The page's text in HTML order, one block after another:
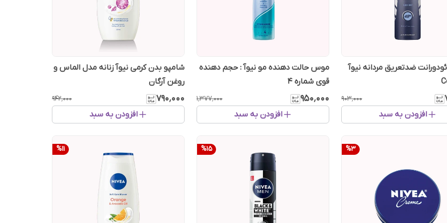
ضدتعریق مردانه نیوآ
۹۰۳٬۰۰۰
افزودن به سبد
موس حالت دهنده مو نیوآ : حجم دهنده
قوی شماره ۴
۹۵۰٬۰۰۰ ۱٬۳۷۷٬۰۰۰
افزودن به سبد
شامپو بدن کرمی نیوآ زنانه مدل الماس و
روغن آرگان
۷۹۰٬۰۰۰ ۹۴۲٬۰۰۰
افزودن به سبد
%3
%15
%11